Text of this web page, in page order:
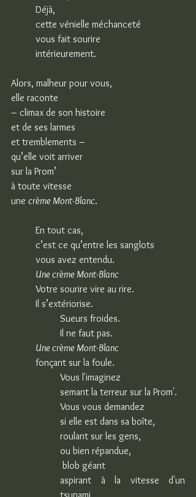
Déjà,
cette vénielle méchanceté
vous fait sourire
intérieurement.
Alors, malheur pour vous,
elle raconte
– climax de son histoire
et de ses larmes
et tremblements –
qu’elle voit arriver
sur la Prom’
à toute vitesse
une crème Mont-Blanc.
En tout cas,
c’est ce qu’entre les sanglots
vous avez entendu.
Une crème Mont-Blanc
Votre sourire vire au rire.
Il s’extériorise.
Sueurs froides.
Il ne faut pas.
Une crème Mont-Blanc
fonçant sur la foule.
Vous l'imaginez
semant la terreur sur la Prom'.
Vous vous demandez
si elle est dans sa boîte,
roulant sur les gens,
ou bien répandue,
blob géant
aspirant à la vitesse d'un